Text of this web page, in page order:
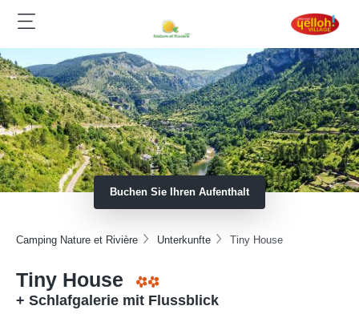
Buchen Sie Ihren Aufenthalt
Camping Nature et Rivière Unterkunfte Tiny House
Tiny House
+ Schlafgalerie mit Flussblick